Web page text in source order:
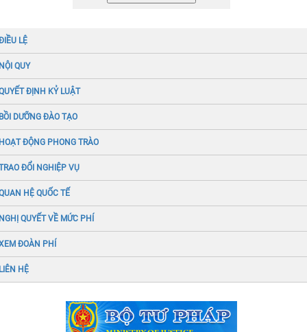
LỆ
QUY
ĐỊNH KỶ LUẬT
DƯỠNG ĐÀO TẠO
ĐỘNG PHONG TRÀO
ĐỔI NGHIỆP VỤ
HỆ QUỐC TẾ
QUYẾT VỀ MỨC PHÍ
ĐOÀN PHÍ
HỆ